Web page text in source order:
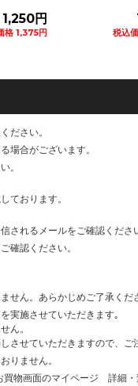
1,250円
格 1,375円 税込価
ださい。
場合がございます。
。
ております。
されるメールをご確認くださ
確認ください。
せん。あらかじめご了承くだ
実施させていただきます｡
ん。
させていただきますので、ご
りません。
物画面のマイページ 詳細